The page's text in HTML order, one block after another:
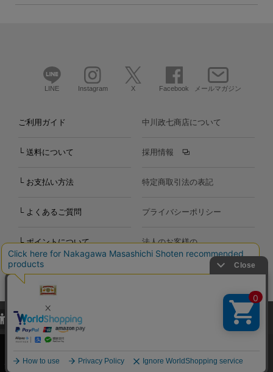
LINE Instagram X Facebook メールマガジン
ご利用ガイド
└ 送料について
└ お支払い方法
└ よくあるご質問
└ ポイントについて
お問い合わせ
中川政七商店について
採用情報
特定商取引法の表記
プライバシーポリシー
法人のお客様の
お問い合わせ
Copyright©2000-2026
Nakagawa Masashichi Shoten All Rights Reserved.
当サイトでは、当サイト内における閲覧履歴・属性情報などの取得およ
び利便性向上のためにクッキー（Cookie）を使用いたします。詳細に
関しては「プライバシーポリシー
承諾する